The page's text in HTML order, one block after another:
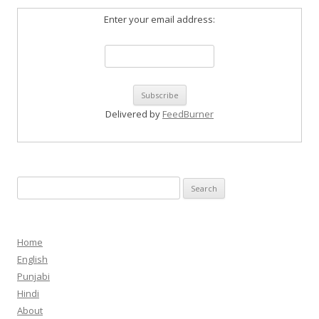
Enter your email address:
Delivered by FeedBurner
for:
Home
English
Punjabi
Hindi
About